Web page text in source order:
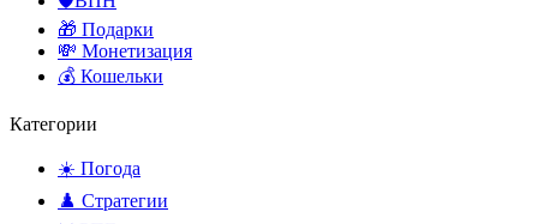
🎁 Подарки
💸 Монетизация
💰 Кошельки
Категории
☀️ Погода
♟️ Стратегии